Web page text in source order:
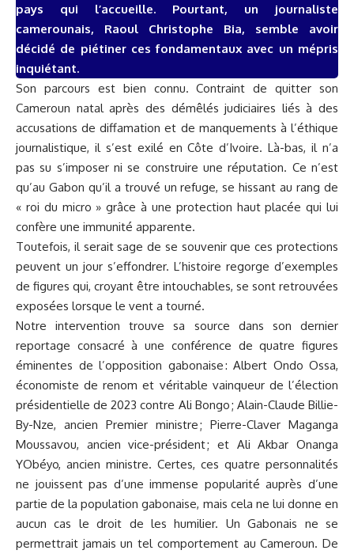
pays qui l’accueille. Pourtant, un journaliste
camerounais, Raoul Christophe Bia, semble avoir
décidé de piétiner ces fondamentaux avec un mépris
inquiétant.
Son parcours est bien connu. Contraint de quitter son
Cameroun natal après des démêlés judiciaires liés à des
accusations de diffamation et de manquements à l’éthique
journalistique, il s’est exilé en Côte d’Ivoire. Là-bas, il n’a
pas su s’imposer ni se construire une réputation. Ce n’est
qu’au Gabon qu’il a trouvé un refuge, se hissant au rang de
« roi du micro » grâce à une protection haut placée qui lui
confère une immunité apparente.
Toutefois, il serait sage de se souvenir que ces protections
peuvent un jour s’effondrer. L’histoire regorge d’exemples
de figures qui, croyant être intouchables, se sont retrouvées
exposées lorsque le vent a tourné.
Notre intervention trouve sa source dans son dernier
reportage consacré à une conférence de quatre figures
éminentes de l’opposition gabonaise : Albert Ondo Ossa,
économiste de renom et véritable vainqueur de l’élection
présidentielle de 2023 contre Ali Bongo ; Alain-Claude Billie-
By-Nze, ancien Premier ministre ; Pierre-Claver Maganga
Moussavou, ancien vice-président ; et Ali Akbar Onanga
YObéyo, ancien ministre. Certes, ces quatre personnalités
ne jouissent pas d’une immense popularité auprès d’une
partie de la population gabonaise, mais cela ne lui donne en
aucun cas le droit de les humilier. Un Gabonais ne se
permettrait jamais un tel comportement au Cameroun. De